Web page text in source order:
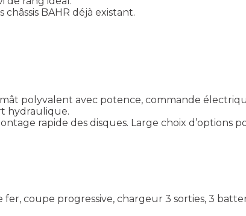
châssis BAHR déjà existant.
polyvalent avec potence, commande
hydraulique.
rapide des disques. Large choix d’options
coupe progressive, chargeur 3 sorties, 3